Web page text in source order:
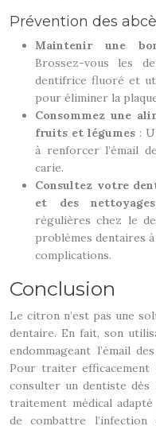
Prévention des
Maintenir une
Brossez-vous les
dentifrice fluoré et
pour éliminer la
Consommez une
fruits et légumes :
à renforcer l’émail
carie.
Consultez votre
et des
régulières chez le
problèmes dentaires
complications.
Conclusion
Le citron n’est pas une
dentaire. En fait, son
endommageant l’émail
Pour traiter efficacement
consulter un dentiste dès
traitement médical
de combattre